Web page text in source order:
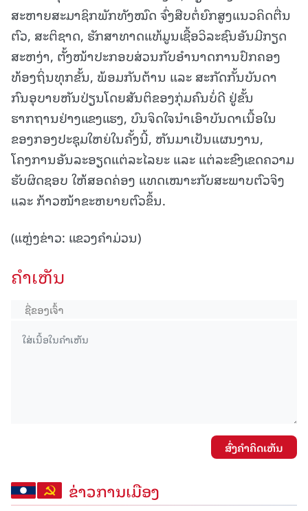
ສະຫາຍສະມາຊິກພັກທັງໝົດ ຈົ່ງສືບຕໍ່ຍົກສູງແນວຄິດຕື່ນ
ຕົວ, ສະຕິຊາດ, ຮັກສາທາດແທ້ມູນເຊື້ອວິລະຊົນອັນມີກຽດ
ສະຫງ່າ, ຕັ້ງໜ້າປະກອບສ່ວນກັບອຳນາດການປົກຄອງ
ທ້ອງຖິ່ນທຸກຂັ້ນ, ພ້ອມກັນຕ້ານ ແລະ ສະກັດກັ້ນບັນດາ
ກົນອຸບາຍຫັນປ່ຽນໂດຍສັນຕິຂອງກຸ່ມຄົນບໍ່ດີ ຢູ່ຂັ້ນ
ຮາກຖານຢ່າງແຂງແຮງ, ບົນຈິດໃຈນຳເອົາບັນດາເນື້ອໃນ
ຂອງກອງປະຊຸມໃຫຍ່ໃນຄັ້ງນີ້, ຫັນມາເປັນແຜນງານ,
ໂຄງການອັນລະອຽດແຕ່ລະໄລຍະ ແລະ ແຕ່ລະຂົງເຂດຄວາມ
ຮັບຜິດຊອບ ໃຫ້ສອດຄ່ອງ ແທດເໝາະກັບສະພາບຕົວຈິງ
ແລະ ກ້າວໜ້າຂະຫຍາຍຕົວຂຶ້ນ.
(ແຫຼ່ງຂ່າວ: ແຂວງຄໍາມ່ວນ)
ຄໍາເຫັນ
ສົ່ງຄໍາຄິດເຫັນ
ຂ່າວການເມືອງ